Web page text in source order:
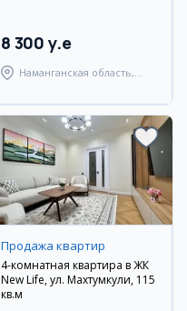
8 300 y.e
Наманганская область,
Продажа квартир
4-комнатная квартира в ЖК
New Life, ул. Махтумкули, 115
кв.м